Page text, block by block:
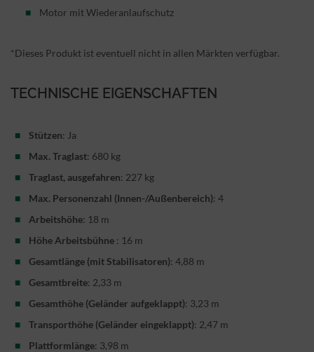
Motor mit Wiederanlaufschutz
*Dieses Produkt ist eventuell nicht in allen Märkten verfügbar.
TECHNISCHE EIGENSCHAFTEN
Stützen: Ja
Max. Traglast: 680 kg
Traglast, ausgefahren: 227 kg
Max. Personenzahl (Innen-/Außenbereich): 4
Arbeitshöhe: 18 m
Höhe Arbeitsbühne : 16 m
Gesamtlänge (mit Stabilisatoren): 4,88 m
Gesamtbreite: 2,33 m
Gesamthöhe (Geländer aufgeklappt): 3,23 m
Transporthöhe (Geländer eingeklappt): 2,47 m
Plattformlänge: 3,98 m